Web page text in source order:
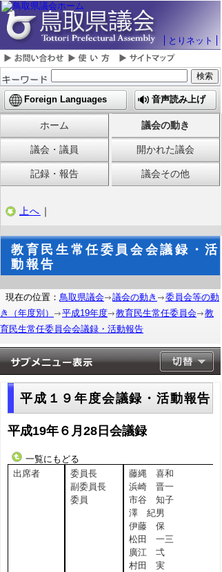
とりネット
Foreign Languages 音声読み上げ
ホーム 議会の動き
議会・議員 開かれた議会
記録・報告 議会その他
上へ ｜
教育民生常任委員会会議録・活
動報告
現在の位置： 鳥取県議会 議会の動き
委員会等の動
き（年度別）
平成19年度 教育民生常任委員会
教
育民生常任委員会会議録・活動報告
平成１９年度会議録・活動報告
平成19年６月28日会議録
一覧にもどる
出席者
委員長
副委員長
委員
藤縄 喜和
浜崎 晋一
市谷 知子
澤 紀男
伊藤 保
松田 一三
廣江 弌
村田 実